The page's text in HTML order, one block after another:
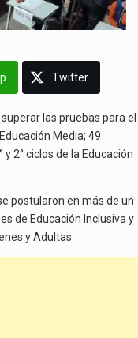
Twitter
las pruebas para el
Media; 49
2° ciclos de la Educación
postularon en más de un
de Educación Inclusiva y
y Adultas.